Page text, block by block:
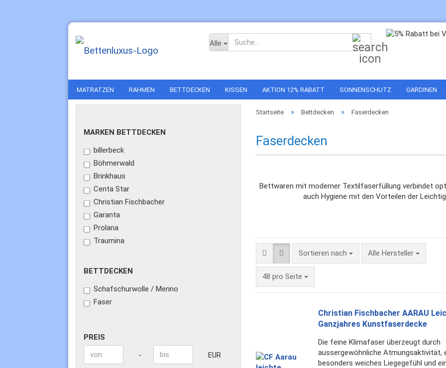
Alle
Suche...
MATRATZEN RAHMEN BETTDECKEN KISSEN AKTION 12% RABATT SONNENSCHUTZ GARDINEN
Startseite » Bettdecken » Faserdecken
Faserdecken
Bettwaren mit moderner Textilfaserfüllung verbindet
auch Hygiene mit den Vorteilen der
Sortieren nach
Sortieren nach Alle Hersteller
48 pro Seite
pro Seite
Christian Fischbacher AARAU
Ganzjahres Kunstfaserdecke
Die feine Klimafaser überzeugt durch
aussergewöhnliche Atmungsaktivität,
besonders weiches Liegegefühl und
MARKEN
MARKEN BETTDECKEN
billerbeck
Böhmerwald
Brinkhaus
Centa Star
Christian Fischbacher
Garanta
Prolana
Traumina
BETTDECKEN
BETTDECKEN
Schafschurwolle / Merino
Faser
PREIS
Preis bis
- EUR